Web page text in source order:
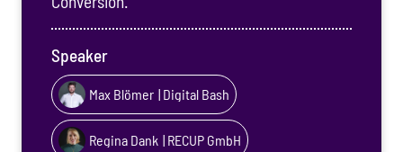
Speaker
Max Blömer | Digital Bash
Regina Dank | RECUP GmbH